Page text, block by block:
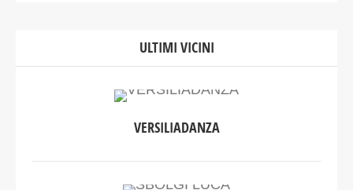
ULTIMI VICINI
VERSILIADANZA